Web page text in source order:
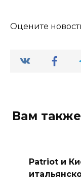
Оцените
Вам
Patriot и